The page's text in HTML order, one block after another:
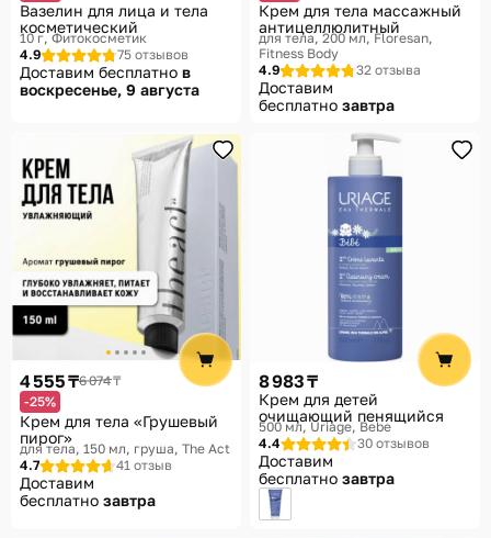
Вазелин для лица и тела
косметический
10 г Фитокосметик
4.9
75 отзывов
Доставим бесплатно в
воскресенье, 9 августа
Крем для тела массажный
антицеллюлитный
для тела, 200 мл Floresan,
Fitness Body
4.9
32 отзыва
Доставим
бесплатно завтра
4 555 ₸6 074 ₸
-25%
Крем для тела «Грушевый
пирог»
для тела, 150 мл, груша The Act
4.7
41 отзыв
Доставим
бесплатно завтра
8 983 ₸
Крем для детей
очищающий пенящийся
500 мл Uriage, Bebe
4.4
30 отзывов
Доставим
бесплатно завтра